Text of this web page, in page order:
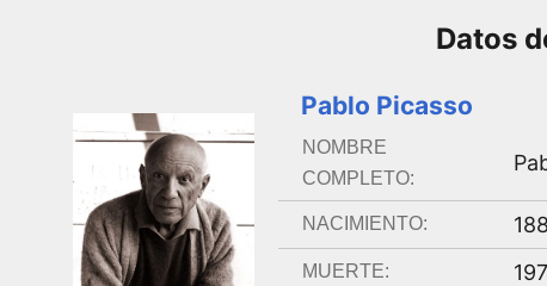
Datos
Pablo Picasso
NOMBRE
COMPLETO:
NACIMIENTO:
MUERTE: